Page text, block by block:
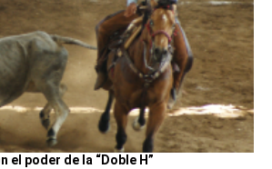
el poder de la “Doble H”